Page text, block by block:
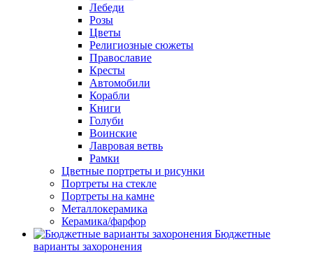
Лебеди
Розы
Цветы
Религиозные сюжеты
Православие
Кресты
Автомобили
Корабли
Книги
Голуби
Воинские
Лавровая ветвь
Рамки
Цветные портреты и рисунки
Портреты на стекле
Портреты на камне
Металлокерамика
Керамика/фарфор
Бюджетные
варианты захоронения